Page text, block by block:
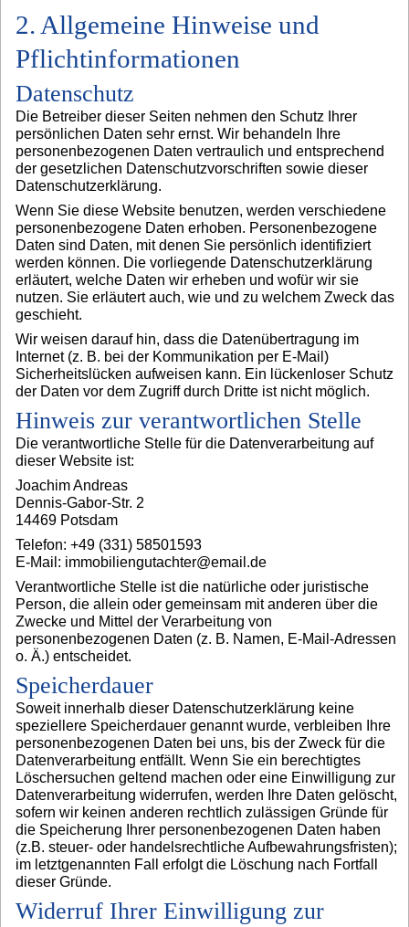
2. Allgemeine Hinweise und
Pflichtinformationen
Datenschutz
Die Betreiber dieser Seiten nehmen den Schutz Ihrer
persönlichen Daten sehr ernst. Wir behandeln Ihre
personenbezogenen Daten vertraulich und entsprechend
der gesetzlichen Datenschutzvorschriften sowie dieser
Datenschutzerklärung.
Wenn Sie diese Website benutzen, werden verschiedene
personenbezogene Daten erhoben. Personenbezogene
Daten sind Daten, mit denen Sie persönlich identifiziert
werden können. Die vorliegende Datenschutzerklärung
erläutert, welche Daten wir erheben und wofür wir sie
nutzen. Sie erläutert auch, wie und zu welchem Zweck das
geschieht.
Wir weisen darauf hin, dass die Datenübertragung im
Internet (z. B. bei der Kommunikation per E-Mail)
Sicherheitslücken aufweisen kann. Ein lückenloser Schutz
der Daten vor dem Zugriff durch Dritte ist nicht möglich.
Hinweis zur verantwortlichen Stelle
Die verantwortliche Stelle für die Datenverarbeitung auf
dieser Website ist:
Joachim Andreas
Dennis-Gabor-Str. 2
14469 Potsdam
Telefon: +49 (331) 58501593
E-Mail: immobiliengutachter@email.de
Verantwortliche Stelle ist die natürliche oder juristische
Person, die allein oder gemeinsam mit anderen über die
Zwecke und Mittel der Verarbeitung von
personenbezogenen Daten (z. B. Namen, E-Mail-Adressen
o. Ä.) entscheidet.
Speicherdauer
Soweit innerhalb dieser Datenschutzerklärung keine
speziellere Speicherdauer genannt wurde, verbleiben Ihre
personenbezogenen Daten bei uns, bis der Zweck für die
Datenverarbeitung entfällt. Wenn Sie ein berechtigtes
Löschersuchen geltend machen oder eine Einwilligung zur
Datenverarbeitung widerrufen, werden Ihre Daten gelöscht,
sofern wir keinen anderen rechtlich zulässigen Gründe für
die Speicherung Ihrer personenbezogenen Daten haben
(z.B. steuer- oder handelsrechtliche Aufbewahrungsfristen);
im letztgenannten Fall erfolgt die Löschung nach Fortfall
dieser Gründe.
Widerruf Ihrer Einwilligung zur